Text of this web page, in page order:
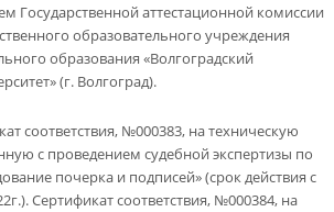
Государственной аттестационной комиссии
образовательного учреждения
образования «Волгоградский
(г. Волгоград).
соответствия, №000383, на техническую
с проведением судебной экспертизы по
почерка и подписей» (срок действия с
Сертификат соответствия, №000384, на